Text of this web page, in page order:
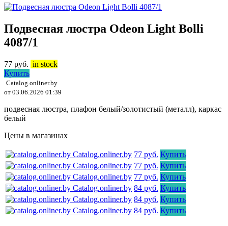
Подвесная люстра Odeon Light Bolli
4087/1
77 руб. in stock
Купить
Catalog.onliner.by
от 03.06.2026 01:39
подвесная люстра, плафон белый/золотистый (металл), каркас
белый
Цены в магазинах
Catalog.onliner.by 77 руб. Купить
Catalog.onliner.by 77 руб. Купить
Catalog.onliner.by 77 руб. Купить
Catalog.onliner.by 84 руб. Купить
Catalog.onliner.by 84 руб. Купить
Catalog.onliner.by 84 руб. Купить